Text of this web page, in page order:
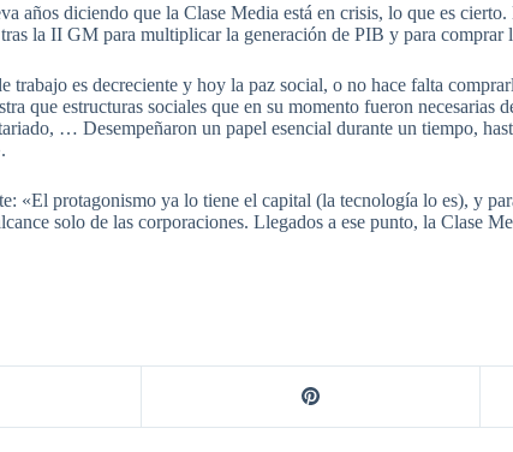
años diciendo que la Clase Media está en crisis, lo que es
la II GM para multiplicar la generación de PIB y para comprar
es decreciente y hoy la paz social, o no hace falta
que estructuras sociales que en su momento fueron necesarias
… Desempeñaron un papel esencial durante un tiempo,
«El protagonismo ya lo tiene el capital (la tecnología lo es), y
solo de las corporaciones. Llegados a ese punto, la Clase